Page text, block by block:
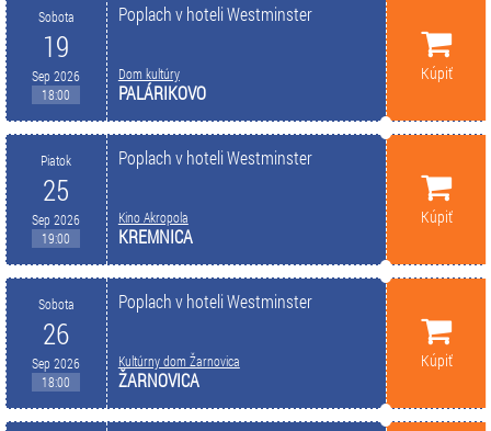
Sobota
19
Sep 2026
18:00
Poplach v hoteli Westminster
Dom kultúry
PALÁRIKOVO
Kúpiť
Piatok
25
Sep 2026
19:00
Poplach v hoteli Westminster
Kino Akropola
KREMNICA
Kúpiť
Sobota
26
Sep 2026
18:00
Poplach v hoteli Westminster
Kultúrny dom Žarnovica
ŽARNOVICA
Kúpiť